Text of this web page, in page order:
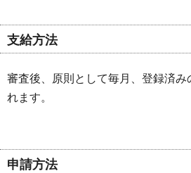
支給方法
審査後、原則として毎月、登録済み
れます。
申請方法